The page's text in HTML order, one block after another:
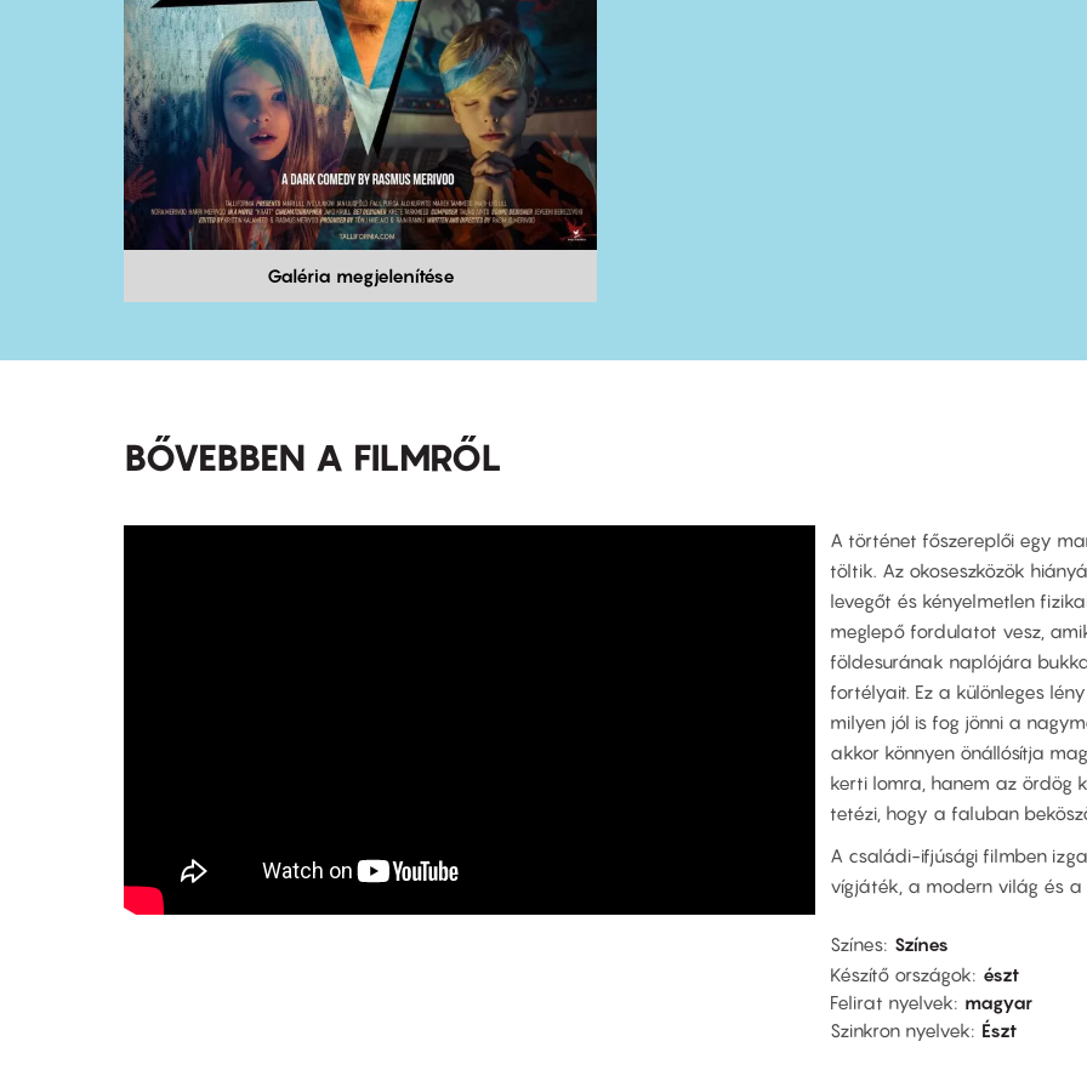
Galéria megjelenítése
BŐVEBBEN A FILMRŐL
A történet főszereplői egy
töltik. Az okoseszközök
levegőt és kényelmetlen
meglepő fordulatot vesz,
földesurának naplójára
fortélyait. Ez a különleges
milyen jól is fog jönni a
akkor könnyen önállósítja
kerti lomra, hanem az ördög
tetézi, hogy a faluban
A családi-ifjúsági filmben
vígjáték, a modern világ és a
Színes Színes
Készítő országok
észt
Felirat nyelvek
magyar
Szinkron nyelvek
Észt